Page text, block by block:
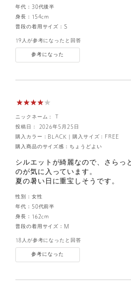
年代： 30代後半
身長： 154cm
普段の着用サイズ：S
19人が参考になったと回答
参考になった
ニックネーム： T
投稿日： 2026年5月25日
購入サイズ：FREE
購入カラー：BLACK
購入商品のサイズ感： ちょうどよい
シルエットが綺麗なので、さらっ
のが気に入っています。
夏の暑い日に重宝しそうです。
性別： 女性
年代： 50代前半
身長： 162cm
普段の着用サイズ： M
18人が参考になったと回答
参考になった